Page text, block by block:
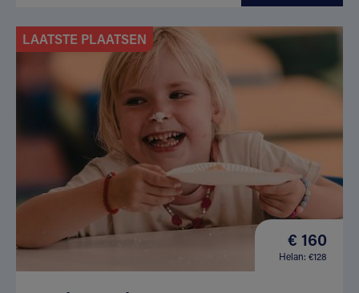
LAATSTE PLAATSEN
€ 160
Helan: €128